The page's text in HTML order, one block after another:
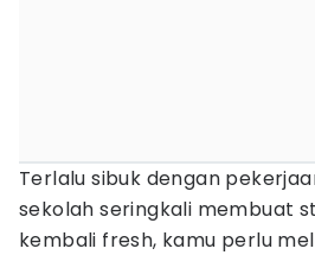
Terlalu sibuk dengan
sekolah seringkali membuat
kembali fresh, kamu perlu